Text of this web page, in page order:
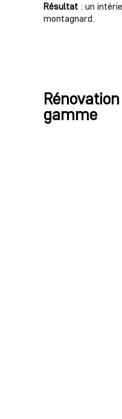
Résultat : un
montagnard.
gamme